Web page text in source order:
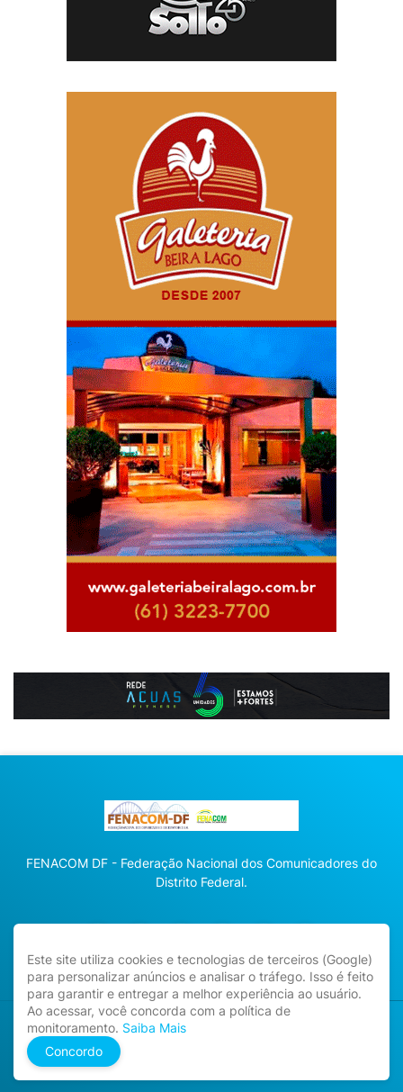
FENACOM DF - Federação Nacional dos Comunicadores do
Distrito Federal.
Direitos Reservados -
Este site utiliza cookies e tecnologias de terceiros (Google)
para personalizar anúncios e analisar o tráfego. Isso é feito
para garantir e entregar a melhor experiência ao usuário.
Ao acessar, você concorda com a política de
monitoramento. Saiba Mais
Concordo